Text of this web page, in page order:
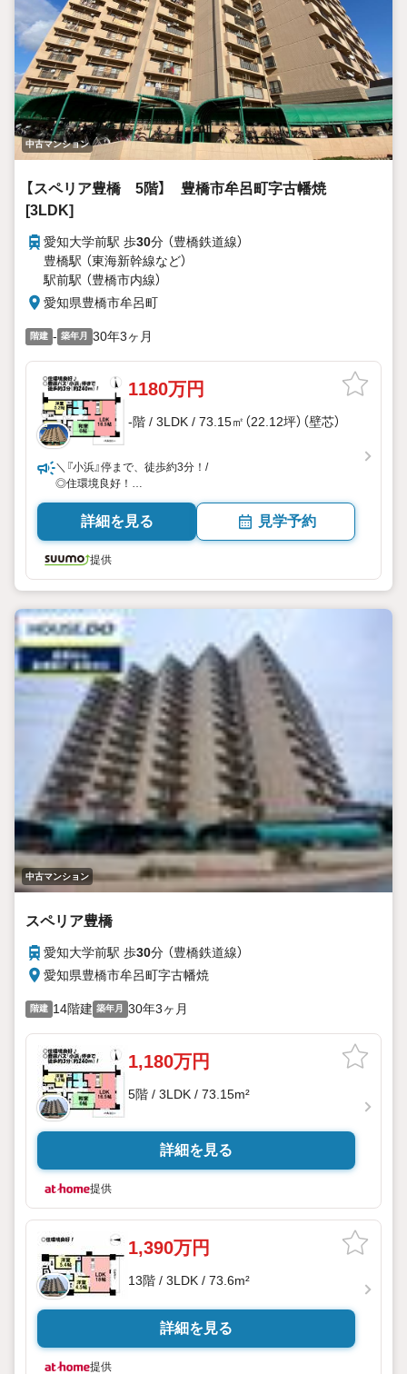
お客様の住まいに関わるあらゆるご不安を一緒に解決して、
理想のマイホームを探しましょう！
中古マンション
【スペリア豊橋 5階】 豊橋市牟呂町字古幡焼
[3LDK]
愛知大学前駅 歩30分 （豊橋鉄道線）
豊橋駅 （東海新幹線など）
駅前駅 （豊橋市内線）
愛知県豊橋市牟呂町
階建 - 築年月 30年3ヶ月
1180万円
-階 / 3LDK / 73.15㎡（22.12坪）（壁芯）
＼『小浜』停まで、徒歩約3分！/
◎住環境良好！
◇汐田小・牟呂中エリア
詳細を見る 見学予約
提供
中古マンション
スペリア豊橋
愛知大学前駅 歩30分 （豊橋鉄道線）
愛知県豊橋市牟呂町字古幡焼
階建 14階建 築年月 30年3ヶ月
1,180万円
5階 / 3LDK / 73.15m²
詳細を見る
提供
1,390万円
13階 / 3LDK / 73.6m²
詳細を見る
提供